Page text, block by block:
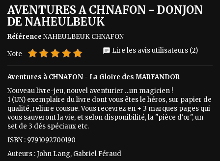
AVENTURES A CHNAFON - DONJON
DE NAHEULBEUK
Référence NAHEULBEUK CHNAFON
Note chat Lire les avis utilisateurs (2)
Aventures à CHNAFON - La Gloire des MARFANDOR
Nouveau livre-jeu, nouvel aventurier …un magicien !
1 (UN) exemplaire du livre dont vous êtes le héros, sur papier de
qualité, reliure cousue. Vous recevrez en + 3 marques pages qui
vous sauveront la vie, et selon disponibilité, la "pièce d'or", un
set de 3 dés spéciaux etc.
ISBN : 9791092700190
Auteurs : John Lang, Gabriel Féraud